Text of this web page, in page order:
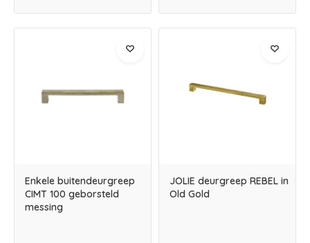
Enkele buitendeurgreep
CIMT 100 geborsteld
messing
JOLIE deurgreep REBEL in
Old Gold